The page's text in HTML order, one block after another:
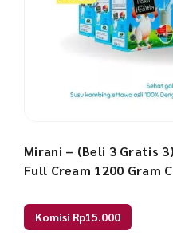
Mirani – (Beli 3 Gratis
Full Cream 1200 Gram
Komisi Rp15.000